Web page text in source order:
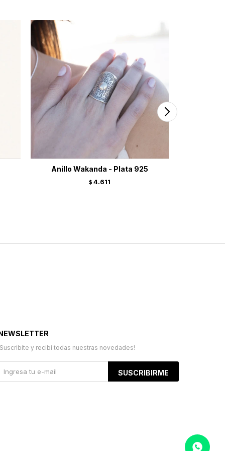
Anillo Wakanda - Plata 925
$ 4.611
y recibí todas nuestras novedades!
SUSCRIBIRME